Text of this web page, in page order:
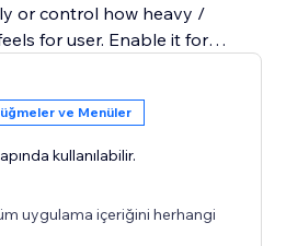
or control how heavy /
for user. Enable it for
Thanks to https://darkroom.engineering/
ve Menüler
kullanılabilir.
uygulama içeriğini herhangi